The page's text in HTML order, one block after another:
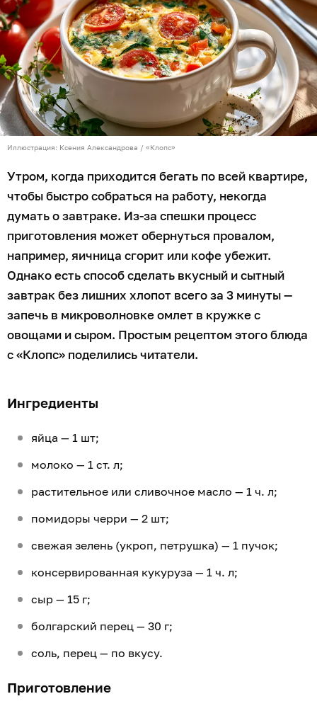
Иллюстрация: Ксения Александрова / «Клопс»
Утром, когда приходится бегать по всей квартире,
чтобы быстро собраться на работу, некогда
думать о завтраке. Из-за спешки процесс
приготовления может обернуться провалом,
например, яичница сгорит или кофе убежит.
Однако есть способ сделать вкусный и сытный
завтрак без лишних хлопот всего за 3 минуты —
запечь в микроволновке омлет в кружке с
овощами и сыром. Простым рецептом этого блюда
с «Клопс» поделились читатели.
Ингредиенты
яйца — 1 шт;
молоко — 1 ст. л;
растительное или сливочное масло — 1 ч. л;
помидоры черри — 2 шт;
свежая зелень (укроп, петрушка) — 1 пучок;
консервированная кукуруза — 1 ч. л;
сыр — 15 г;
болгарский перец — 30 г;
соль, перец — по вкусу.
Приготовление